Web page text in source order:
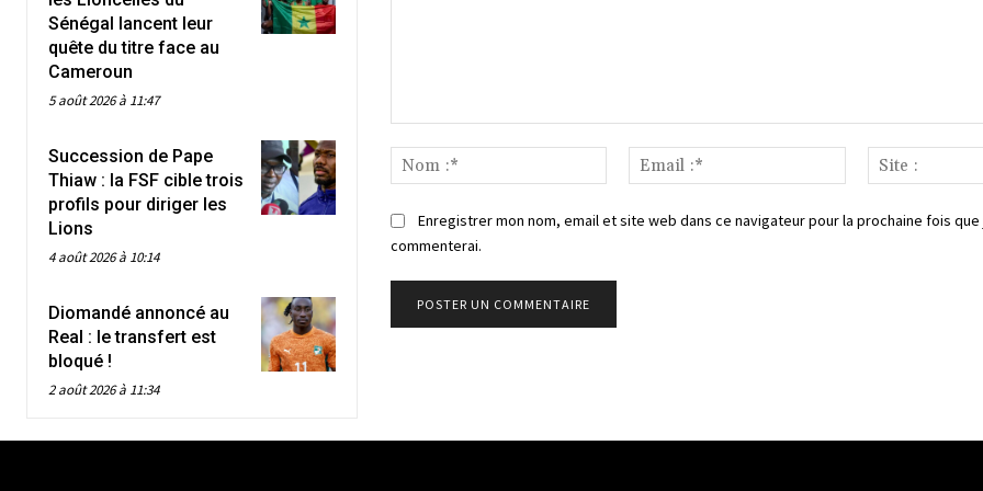
Sénégal lancent leur
quête du titre face au
Cameroun
5 août 2026 à 11:47
Succession de Pape
Thiaw : la FSF cible trois
profils pour diriger les
Lions
4 août 2026 à 10:14
Diomandé annoncé au
Real : le transfert est
bloqué !
2 août 2026 à 11:34
Nom
:*
Email
:*
Enregistrer mon nom, email et site web dans ce navigateur pour la prochaine fois que
commenterai.